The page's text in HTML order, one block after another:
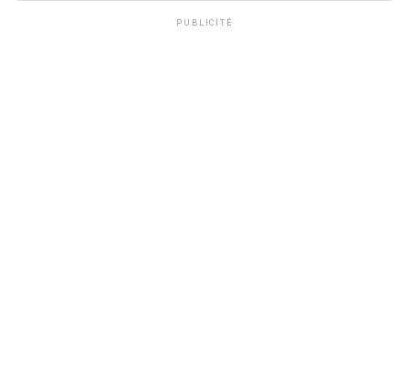
PUBLICITÉ